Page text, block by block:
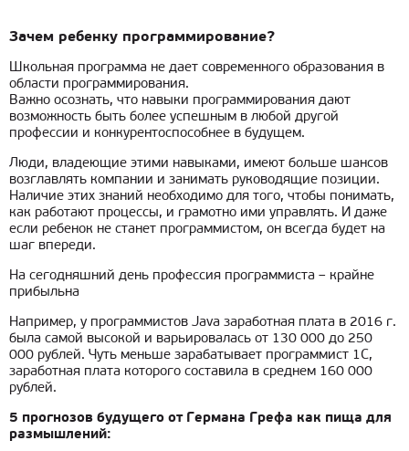
Зачем ребенку программирование?
Школьная программа не дает современного образования в
области программирования.
Важно осознать, что навыки программирования дают
возможность быть более успешным в любой другой
профессии и конкурентоспособнее в будущем.
Люди, владеющие этими навыками, имеют больше шансов
возглавлять компании и занимать руководящие позиции.
Наличие этих знаний необходимо для того, чтобы понимать,
как работают процессы, и грамотно ими управлять. И даже
если ребенок не станет программистом, он всегда будет на
шаг впереди.
На сегодняшний день профессия программиста – крайне
прибыльна
Например, у программистов Java заработная плата в 2016 г.
была самой высокой и варьировалась от 130 000 до 250
000 рублей. Чуть меньше зарабатывает программист 1С,
заработная плата которого составила в среднем 160 000
рублей.
5 прогнозов будущего от Германа Грефа как пища для
размышлений: